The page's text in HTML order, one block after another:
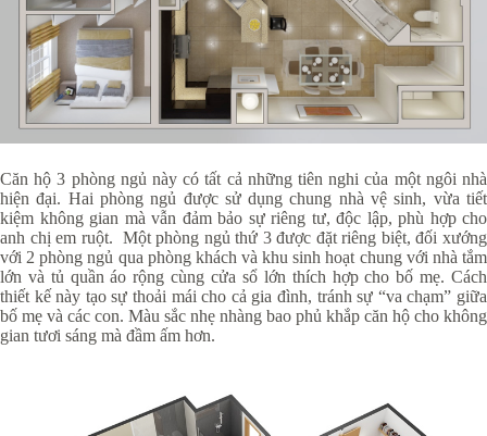
Căn hộ 3 phòng ngủ này có tất cả những tiên nghi của một ngôi nhà
hiện đại. Hai phòng ngủ được sử dụng chung nhà vệ sinh, vừa tiết
kiệm không gian mà vẫn đảm bảo sự riêng tư, độc lập, phù hợp cho
anh chị em ruột. Một phòng ngủ thứ 3 được đặt riêng biệt, đối xướng
với 2 phòng ngủ qua phòng khách và khu sinh hoạt chung với nhà tắm
lớn và tủ quần áo rộng cùng cửa sổ lớn thích hợp cho bố mẹ. Cách
thiết kế này tạo sự thoải mái cho cả gia đình, tránh sự “va chạm” giữa
bố mẹ và các con. Màu sắc nhẹ nhàng bao phủ khắp căn hộ cho không
gian tươi sáng mà đầm ấm hơn.